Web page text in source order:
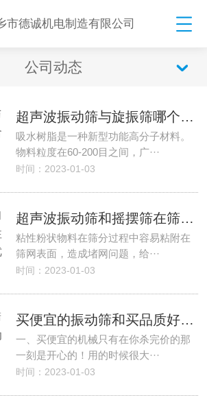
公司动态
超声波振动筛与旋振筛哪个更适合筛分吸水树脂
吸水树脂是一种新型功能高分子材料。
物料粒度在60-200目之间，广···
时间：2023-01-03
超声波振动筛和摇摆筛在筛分粘性粉状物料有个有优势
粘性粉状物料在筛分过程中容易粘附在
筛网表面，造成堵网问题，给···
时间：2023-01-03
买便宜的振动筛和买品质好的振动筛那个更省心？
一、买便宜的机械只有在你杀完价的那
一刻是开心的！用的时候很大···
时间：2023-01-03